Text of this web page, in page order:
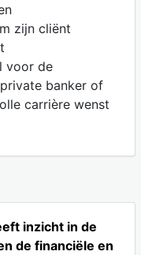
zijn cliënt
voor de
banker of
carrière wenst
inzicht in de
de financiële en